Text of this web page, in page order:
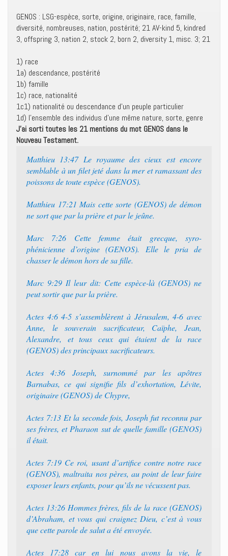
GENOS : LSG-espèce, sorte, origine, originaire, race, famille,
diversité, nombreuses, nation, postérité; 21 AV-kind 5, kindred
3, offspring 3, nation 2, stock 2, born 2, diversity 1, misc. 3; 21
1) race
1a) descendance, postérité
1b) famille
1c) race, nationalité
1c1) nationalité ou descendance d’un peuple particulier
1d) l’ensemble des individus d’une même nature, sorte, genre
J’ai sorti toutes les 21 mentions du mot GENOS dans le
Nouveau Testament.
Matthieu 13:47 Le royaume des cieux est encore
semblable à un filet jeté dans la mer et ramassant des
poissons de toute espèce (GENOS).
Matthieu 17:21 Mais cette sorte (GENOS) de démon
ne sort que par la prière et par le jeûne.
Marc 7:26 Cette femme était grecque, syro-
phénicienne d’origine (GENOS). Elle le pria de
chasser le démon hors de sa fille.
Marc 9:29 Il leur dit: Cette espèce-là (GENOS) ne
peut sortir que par la prière.
Actes 4:6 4-5 s’assemblèrent à Jérusalem, 4-6 avec
Anne, le souverain sacrificateur, Caïphe, Jean,
Alexandre, et tous ceux qui étaient de la race
(GENOS) des principaux sacrificateurs.
Actes 4:36 Joseph, surnommé par les apôtres
Barnabas, ce qui signifie fils d’exhortation, Lévite,
originaire (GENOS) de Chypre,
Actes 7:13 Et la seconde fois, Joseph fut reconnu par
ses frères, et Pharaon sut de quelle famille (GENOS)
il était.
Actes 7:19 Ce roi, usant d’artifice contre notre race
(GENOS), maltraita nos pères, au point de leur faire
exposer leurs enfants, pour qu’ils ne vécussent pas.
Actes 13:26 Hommes frères, fils de la race (GENOS)
d’Abraham, et vous qui craignez Dieu, c’est à vous
que cette parole de salut a été envoyée.
Actes 17:28 car en lui nous avons la vie, le